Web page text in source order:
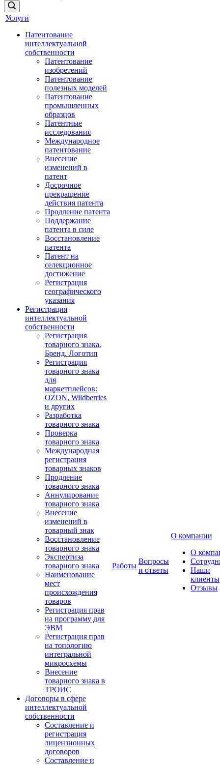
Услуги
Патентование
интеллектуальной
собственности
Патентование
изобретений
Патентование
полезных моделей
Патентование
промышленных
образцов
Патентные
исследования
Международное
патентование
Внесение
изменений в
патент
Досрочное
прекращение
действия патента
Продление патента
Поддержание
патента в силе
Восстановление
патента
Патент на
селекционное
достижение
Регистрация
географического
указания
Регистрация
интеллектуальной
собственности
Регистрация
товарного знака.
Бренд. Логотип
Регистрация
товарного знака
для
маркетплейсов:
OZON, Wildberries
и других
Разработка
товарного знака
Проверка
товарного знака
Международная
регистрация
товарных знаков
Продление
товарного знака
Аннулирование
товарного знака
Внесение
изменений в
товарный знак
Восстановление
товарного знака
Экспертиза
товарного знака
Наименование
мест
происхождения
товаров
Регистрация прав
на программу для
ЭВМ
Регистрация прав
на топологию
интегральной
микросхемы
Внесение
товарного знака в
ТРОИС
Договоры в сфере
интеллектуальной
собственности
Составление и
регистрация
лицензионных
договоров
Составление и
Работы
Вопросы
и ответы
О компании
О
Наши
клиенты
Отзывы